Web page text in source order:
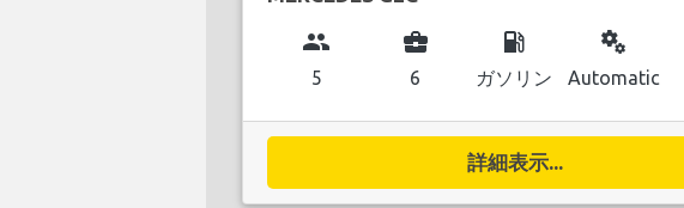
group
5
business_center
6
local_gas_station
ガソリン
miscellaneous_services
Automatic
詳細表示...